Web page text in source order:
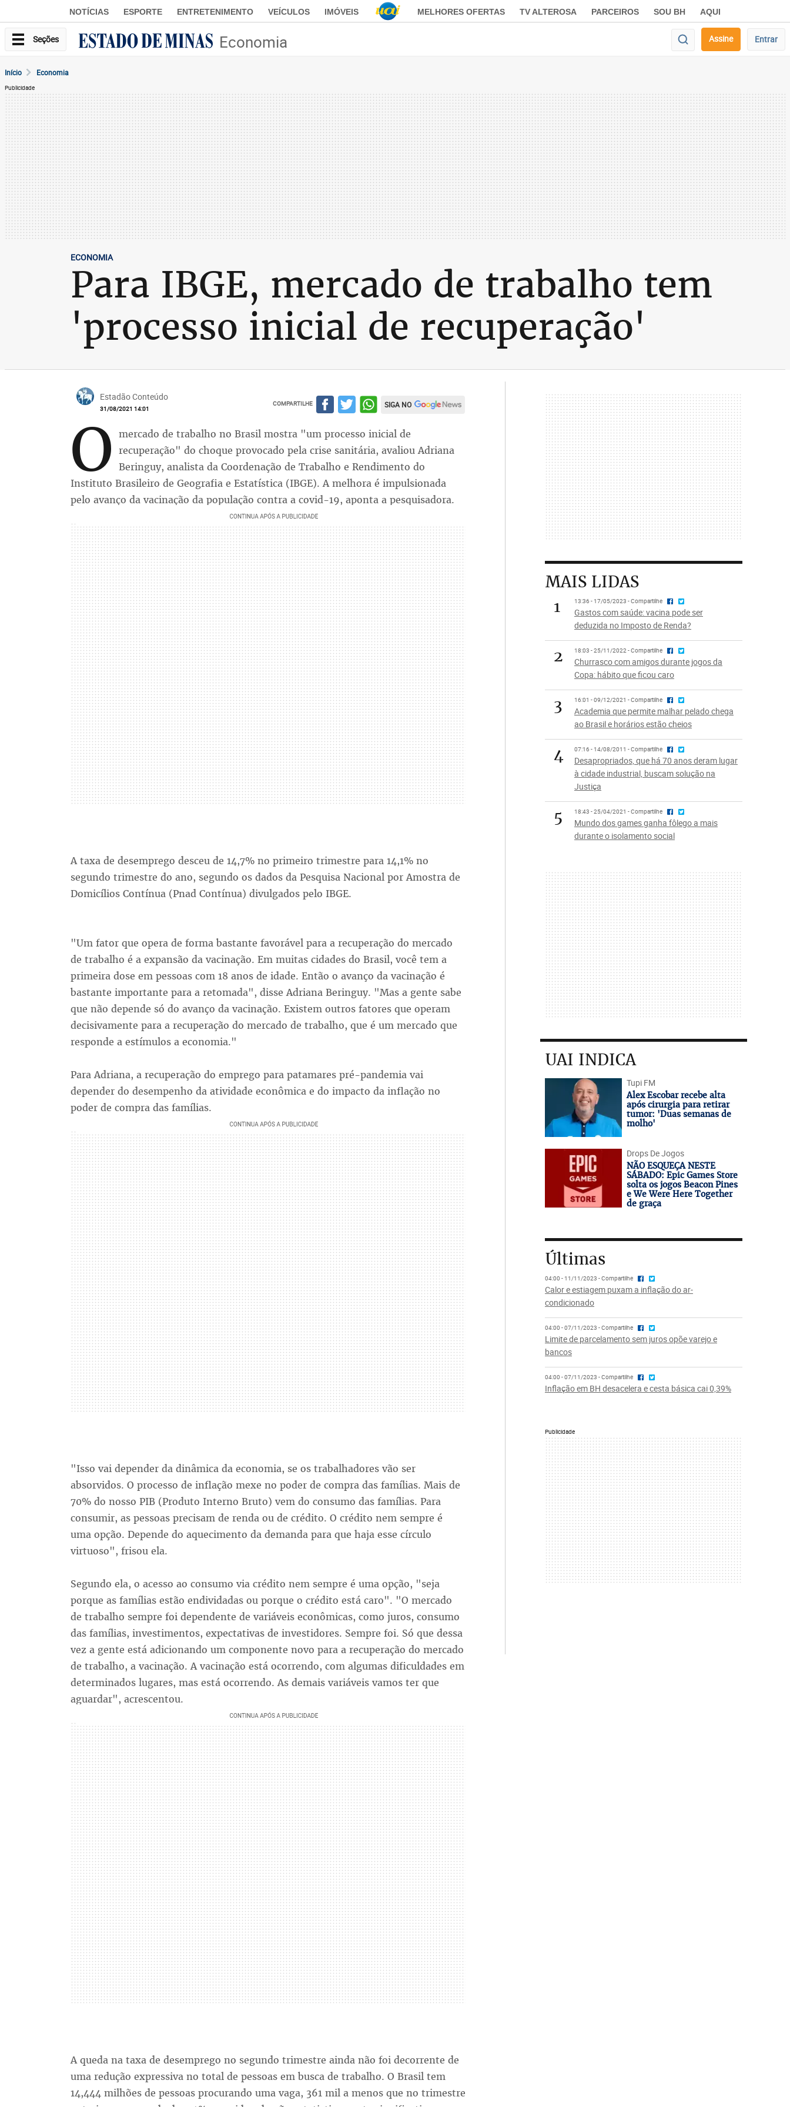
NOTÍCIAS ESPORTE ENTRETENIMENTO VEÍCULOS IMÓVEIS MELHORES OFERTAS TV ALTEROSA PARCEIROS SOU BH AQUI
Seções Economia Assine Entrar
Início Economia
Publicidade
ECONOMIA
Para IBGE, mercado de trabalho tem
'processo inicial de recuperação'
Estadão Conteúdo
31/08/2021 14:01
COMPARTILHE SIGA NO
O mercado de trabalho no Brasil mostra "um processo inicial de
recuperação" do choque provocado pela crise sanitária, avaliou Adriana
Beringuy, analista da Coordenação de Trabalho e Rendimento do
Instituto Brasileiro de Geografia e Estatística (IBGE). A melhora é impulsionada
pelo avanço da vacinação da população contra a covid-19, aponta a pesquisadora.
A taxa de desemprego desceu de 14,7% no primeiro trimestre para 14,1% no
segundo trimestre do ano, segundo os dados da Pesquisa Nacional por Amostra de
Domicílios Contínua (Pnad Contínua) divulgados pelo IBGE.
"Um fator que opera de forma bastante favorável para a recuperação do mercado
de trabalho é a expansão da vacinação. Em muitas cidades do Brasil, você tem a
primeira dose em pessoas com 18 anos de idade. Então o avanço da vacinação é
bastante importante para a retomada", disse Adriana Beringuy. "Mas a gente sabe
que não depende só do avanço da vacinação. Existem outros fatores que operam
decisivamente para a recuperação do mercado de trabalho, que é um mercado que
responde a estímulos a economia."
Para Adriana, a recuperação do emprego para patamares pré-pandemia vai
depender do desempenho da atividade econômica e do impacto da inflação no
poder de compra das famílias.
"Isso vai depender da dinâmica da economia, se os trabalhadores vão ser
absorvidos. O processo de inflação mexe no poder de compra das famílias. Mais de
70% do nosso PIB (Produto Interno Bruto) vem do consumo das famílias. Para
consumir, as pessoas precisam de renda ou de crédito. O crédito nem sempre é
uma opção. Depende do aquecimento da demanda para que haja esse círculo
virtuoso", frisou ela.
Segundo ela, o acesso ao consumo via crédito nem sempre é uma opção, "seja
porque as famílias estão endividadas ou porque o crédito está caro". "O mercado
de trabalho sempre foi dependente de variáveis econômicas, como juros, consumo
das famílias, investimentos, expectativas de investidores. Sempre foi. Só que dessa
vez a gente está adicionando um componente novo para a recuperação do mercado
de trabalho, a vacinação. A vacinação está ocorrendo, com algumas dificuldades em
determinados lugares, mas está ocorrendo. As demais variáveis vamos ter que
aguardar", acrescentou.
A queda na taxa de desemprego no segundo trimestre ainda não foi decorrente de
uma redução expressiva no total de pessoas em busca de trabalho. O Brasil tem
14,444 milhões de pessoas procurando uma vaga, 361 mil a menos que no trimestre
MAIS LIDAS
1
13:36 - 17/05/2023 - Compartilhe
Gastos com saúde: vacina pode ser
deduzida no Imposto de Renda?
2 18:03 - 25/11/2022 - Compartilhe
Churrasco com amigos durante jogos da
Copa: hábito que ficou caro
3 16:01 - 09/12/2021 - Compartilhe
Academia que permite malhar pelado chega
ao Brasil e horários estão cheios
4 07:16 - 14/08/2011 - Compartilhe
Desapropriados, que há 70 anos deram lugar
à cidade industrial, buscam solução na
Justiça
5 18:43 - 25/04/2021 - Compartilhe
Mundo dos games ganha fôlego a mais
durante o isolamento social
UAI INDICA
Tupi FM
Alex Escobar recebe alta
após cirurgia para retirar
tumor: 'Duas semanas de
molho'
Drops De Jogos
NÃO ESQUEÇA NESTE
SÁBADO: Epic Games Store
solta os jogos Beacon Pines
e We Were Here Together
de graça
Últimas
04:00 - 11/11/2023 - Compartilhe
Calor e estiagem puxam a inflação do ar-
condicionado
04:00 - 07/11/2023 - Compartilhe
Limite de parcelamento sem juros opõe varejo e
bancos
04:00 - 07/11/2023 - Compartilhe
Inflação em BH desacelera e cesta básica cai 0,39%
Publicidade